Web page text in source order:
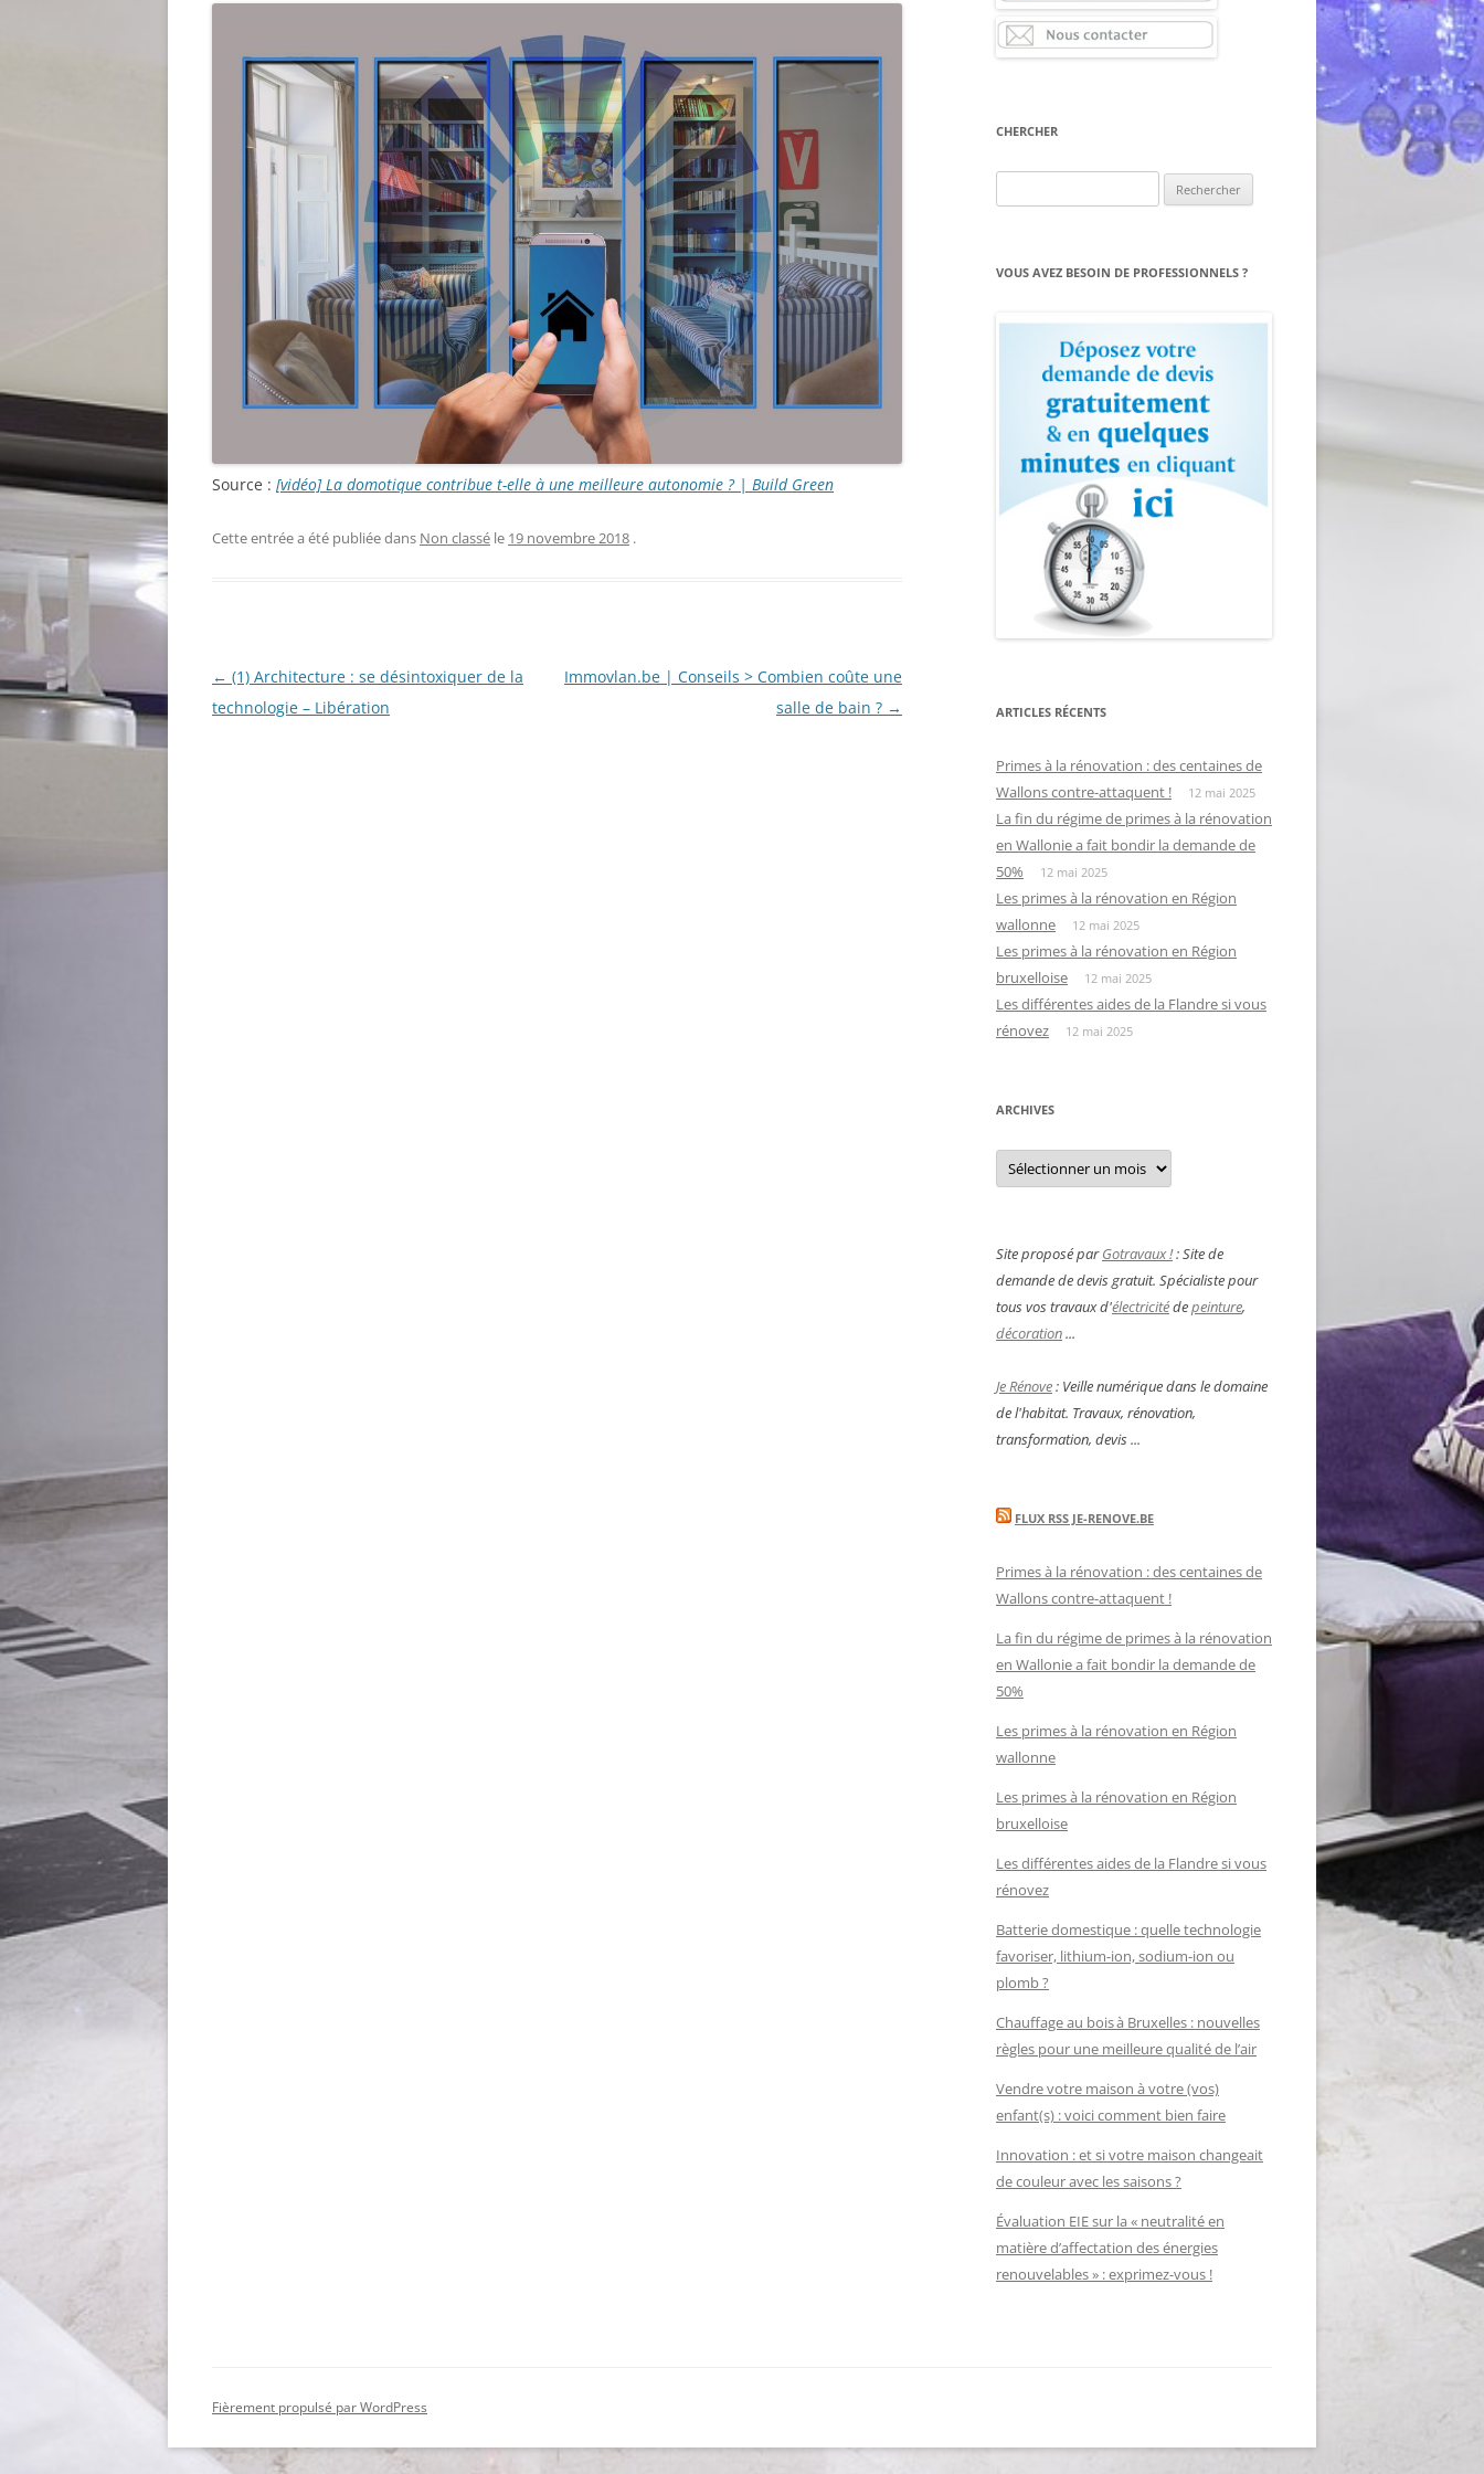
Source : [vidéo] La domotique contribue t-elle à une meilleure autonomie ? | Build Green
Cette entrée a été publiée dans Non classé le 19 novembre 2018 .
Navigation
des
← (1) Architecture : se désintoxiquer de la
technologie – Libération
Immovlan.be | Conseils > Combien coûte une
salle de bain ? →
CHERCHER
VOUS AVEZ BESOIN DE PROFESSIONNELS ?
ARTICLES RÉCENTS
Primes à la rénovation : des centaines de
Wallons contre-attaquent !
12 mai 2025
La fin du régime de primes à la rénovation
en Wallonie a fait bondir la demande de
50%
12 mai 2025
Les primes à la rénovation en Région
wallonne
12 mai 2025
Les primes à la rénovation en Région
bruxelloise
12 mai 2025
Les différentes aides de la Flandre si vous
rénovez
12 mai 2025
ARCHIVES
Archives
Site proposé parGotravaux !: Site de
demande de devis gratuit. Spécialiste pour
tous vos travaux d'électricitédepeinture,
décoration...
Je Rénove: Veille numérique dans le domaine
de l'habitat. Travaux, rénovation,
transformation, devis ...
FLUX RSS JE-RENOVE.BE
Primes à la rénovation : des centaines de
Wallons contre-attaquent !
La fin du régime de primes à la rénovation
en Wallonie a fait bondir la demande de
50%
Les primes à la rénovation en Région
wallonne
Les primes à la rénovation en Région
bruxelloise
Les différentes aides de la Flandre si vous
rénovez
Batterie domestique : quelle technologie
favoriser, lithium-ion, sodium-ion ou
plomb ?
Chauffage au bois à Bruxelles : nouvelles
règles pour une meilleure qualité de l’air
Vendre votre maison à votre (vos)
enfant(s) : voici comment bien faire
Innovation : et si votre maison changeait
de couleur avec les saisons ?
Évaluation EIE sur la « neutralité en
matière d’affectation des énergies
renouvelables » : exprimez-vous !
Fièrement propulsé par WordPress